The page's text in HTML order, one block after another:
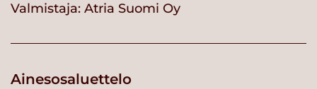
Valmistaja: Atria Suomi Oy
Ainesosaluettelo